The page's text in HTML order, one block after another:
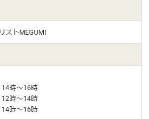
ストMEGUMI
時〜16時
時〜14時
時〜16時